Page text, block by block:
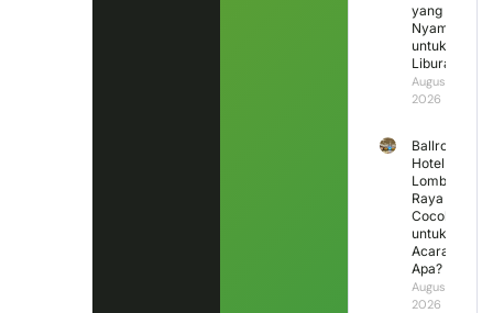
yang
Nyaman
untuk
Liburan?
August 4,
2026
Ballroom
Hotel
Lombok
Raya
Cocok
untuk
Acara
Apa?
August 3,
2026